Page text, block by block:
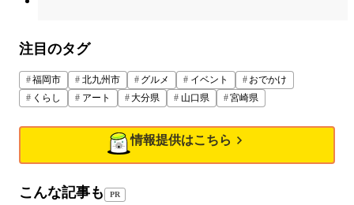
注目のタグ
福岡市 北九州市 グルメ イベント
おでかけ
くらし
アート 大分県 山口県 宮崎県
情報提供はこちら
こんな記事も PR